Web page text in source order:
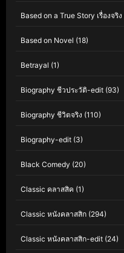
Based on a True Story เรื่องจริง
Based on Novel (18)
Betrayal (1)
Biography ชีวประวัติ-edit (93)
Biography ชีวิตจริง (110)
Biography-edit (3)
Black Comedy (20)
Classic คลาสสิค (1)
Classic หนังคลาสสิก (294)
Classic หนังคลาสสิก-edit (24)